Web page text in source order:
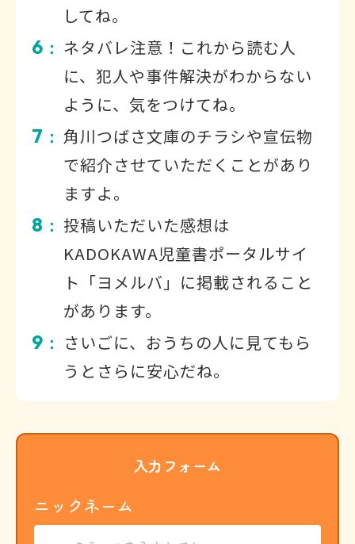
してね。
6 ： ネタバレ注意！これから読む人
に、犯人や事件解決がわからない
ように、気をつけてね。
7 ： 角川つばさ文庫のチラシや宣伝物
で紹介させていただくことがあり
ますよ。
8 ： 投稿いただいた感想は
KADOKAWA児童書ポータルサイ
ト「ヨメルバ」に掲載されること
があります。
9 ：
さいごに、おうちの人に見てもら
うとさらに安心だね。
入力フォーム
ニックネーム